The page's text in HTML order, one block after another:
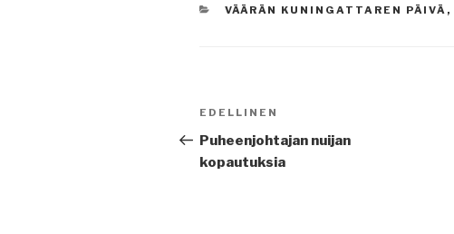
KATEGORIAT
VÄÄRÄN KUNINGATTAREN PÄIVÄ ,
Artikkelien
selaus
Edellinen
artikkeli
EDELLINEN
Puheenjohtajan nuijan
kopautuksia